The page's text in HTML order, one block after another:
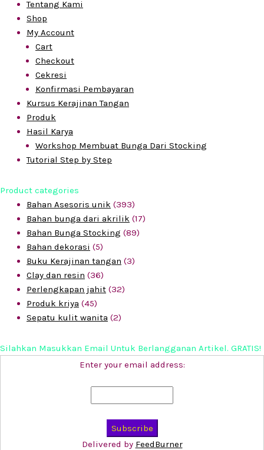
Tentang Kami
Shop
My Account
Cart
Checkout
Cekresi
Konfirmasi Pembayaran
Kursus Kerajinan Tangan
Produk
Hasil Karya
Workshop Membuat Bunga Dari Stocking
Tutorial Step by Step
Product categories
Bahan Asesoris unik (393)
Bahan bunga dari akrilik (17)
Bahan Bunga Stocking (89)
Bahan dekorasi (5)
Buku Kerajinan tangan (3)
Clay dan resin (36)
Perlengkapan jahit (32)
Produk kriya (45)
Sepatu kulit wanita (2)
Silahkan Masukkan Email Untuk Berlangganan Artikel. GRATIS!
Enter your email address:
Delivered by FeedBurner